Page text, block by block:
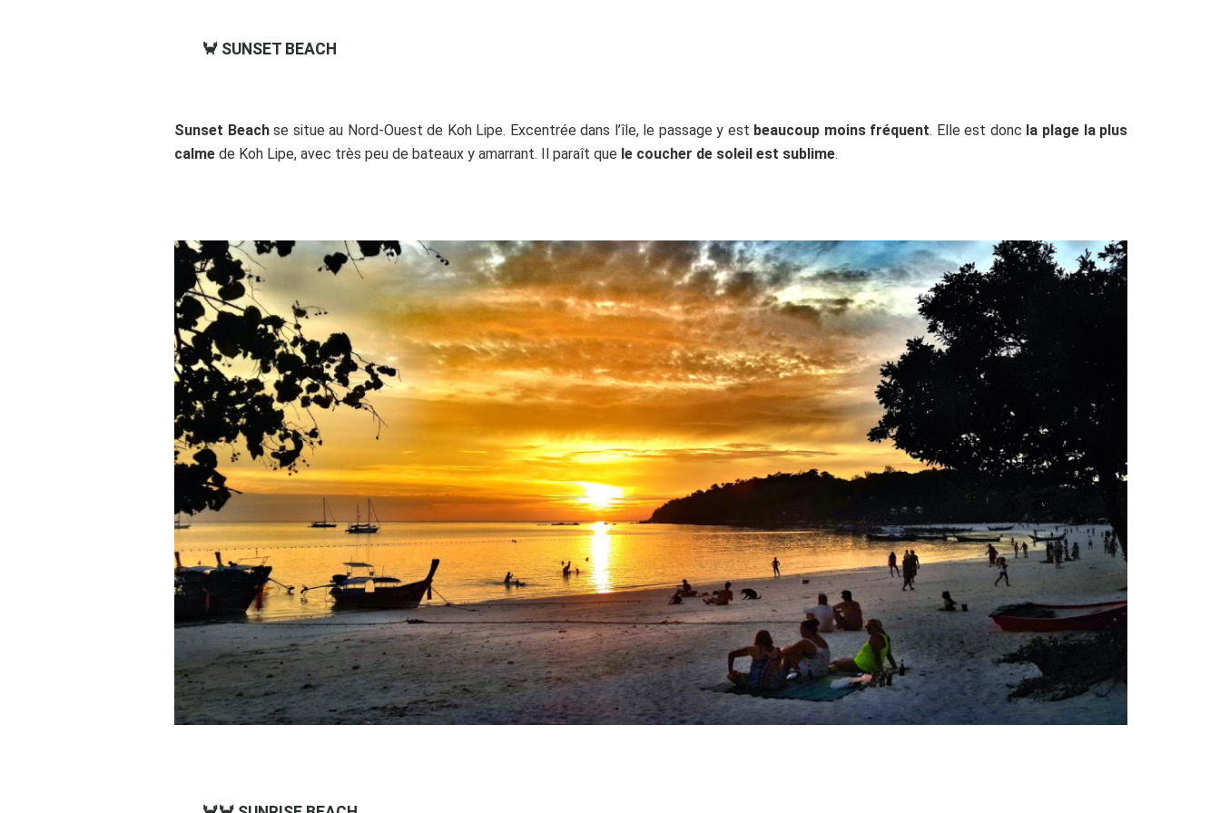
🦀 SUNSET BEACH
Sunset Beachse situe au Nord-Ouest de Koh Lipe. Excentrée dans l’île, le passage y est beaucoup moins fréquent. Elle est donc la plage la plus
calme de Koh Lipe, avec très peu de bateaux y amarrant. Il paraît que le coucher de soleil est sublime.